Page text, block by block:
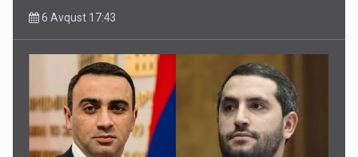
6 Avqust 17:43